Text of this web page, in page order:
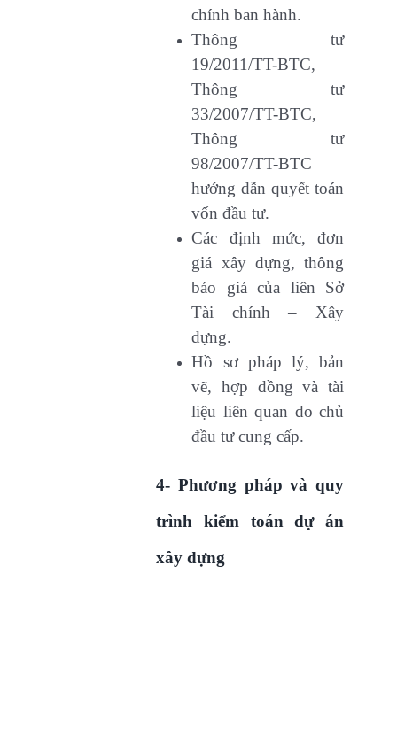
chính ban hành.
Thông tư
19/2011/TT-BTC,
Thông tư
33/2007/TT-BTC,
Thông tư
98/2007/TT-BTC
hướng dẫn quyết toán
vốn đầu tư.
Các định mức, đơn
giá xây dựng, thông
báo giá của liên Sở
Tài chính – Xây
dựng.
Hồ sơ pháp lý, bản
vẽ, hợp đồng và tài
liệu liên quan do chủ
đầu tư cung cấp.
4- Phương pháp và quy
trình kiểm toán dự án
xây dựng